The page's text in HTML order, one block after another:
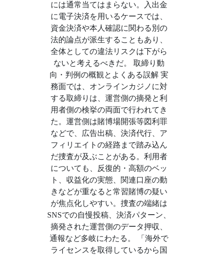
には通常当てはまらない。入出金
に電子決済を用いるケースでは、
資金決済や本人確認に関わる別の
法的論点が派生することもあり、
全体としての違法リスクは下がら
ないと考えるべきだ。 取締り動
向・判例の概観とよくある誤解 実
務面では、オンラインカジノに対
する取締りは、運営側の摘発と利
用者側の検挙の両面で行われてき
た。運営側は賭博場開張等図利罪
などで、広告出稿、決済代行、ア
フィリエイトの経路まで踏み込ん
だ捜査が及ぶことがある。利用者
についても、反復的・高額のベッ
ト、収益化の実態、関連口座の動
きなどが重なると常習賭博の疑い
が焦点化しやすい。捜査の端緒は
SNSでの自慢投稿、決済パターン、
摘発された運営側のデータ押収、
通報など多岐にわたる。 「海外で
ライセンスを取得しているから国